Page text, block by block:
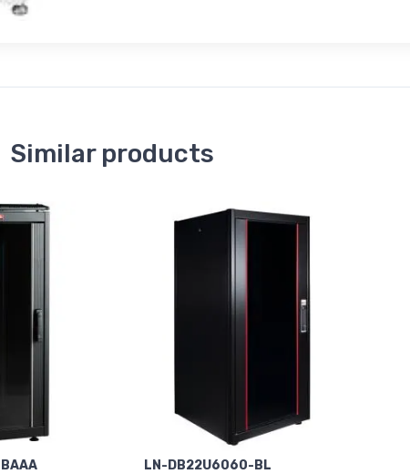
Similar products
LN-DB22U6060-BL